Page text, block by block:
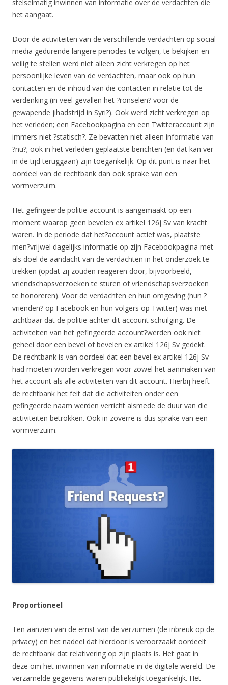
stelselmatig inwinnen van informatie over de verdachten die
het aangaat.
Door de activiteiten van de verschillende verdachten op social
media gedurende langere periodes te volgen, te bekijken en
veilig te stellen werd niet alleen zicht verkregen op het
persoonlijke leven van de verdachten, maar ook op hun
contacten en de inhoud van die contacten in relatie tot de
verdenking (in veel gevallen het ?ronselen? voor de
gewapende jihadstrijd in Syri?). Ook werd zicht verkregen op
het verleden; een Facebookpagina en een Twitteraccount zijn
immers niet ?statisch?. Ze bevatten niet alleen informatie van
?nu?; ook in het verleden geplaatste berichten (en dat kan ver
in de tijd teruggaan) zijn toegankelijk. Op dit punt is naar het
oordeel van de rechtbank dan ook sprake van een
vormverzuim.
Het gefingeerde politie-account is aangemaakt op een
moment waarop geen bevelen ex artikel 126j Sv van kracht
waren. In de periode dat het?account actief was, plaatste
men?vrijwel dagelijks informatie op zijn Facebookpagina met
als doel de aandacht van de verdachten in het onderzoek te
trekken (opdat zij zouden reageren door, bijvoorbeeld,
vriendschapsverzoeken te sturen of vriendschapsverzoeken
te honoreren). Voor de verdachten en hun omgeving (hun ?
vrienden? op Facebook en hun volgers op Twitter) was niet
zichtbaar dat de politie achter dit account schuilging. De
activiteiten van het gefingeerde account?werden ook niet
geheel door een bevel of bevelen ex artikel 126j Sv gedekt.
De rechtbank is van oordeel dat een bevel ex artikel 126j Sv
had moeten worden verkregen voor zowel het aanmaken van
het account als alle activiteiten van dit account. Hierbij heeft
de rechtbank het feit dat die activiteiten onder een
gefingeerde naam werden verricht alsmede de duur van die
activiteiten betrokken. Ook in zoverre is dus sprake van een
vormverzuim.
Proportioneel
Ten aanzien van de ernst van de verzuimen (de inbreuk op de
privacy) en het nadeel dat hierdoor is veroorzaakt oordeelt
de rechtbank dat relativering op zijn plaats is. Het gaat in
deze om het inwinnen van informatie in de digitale wereld. De
verzamelde gegevens waren publiekelijk toegankelijk. Het